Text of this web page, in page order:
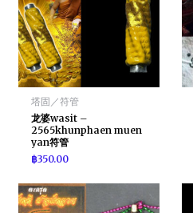
塔固／符管
龙婆wasit –
2565khunphaen muen
yan符管
฿350.00